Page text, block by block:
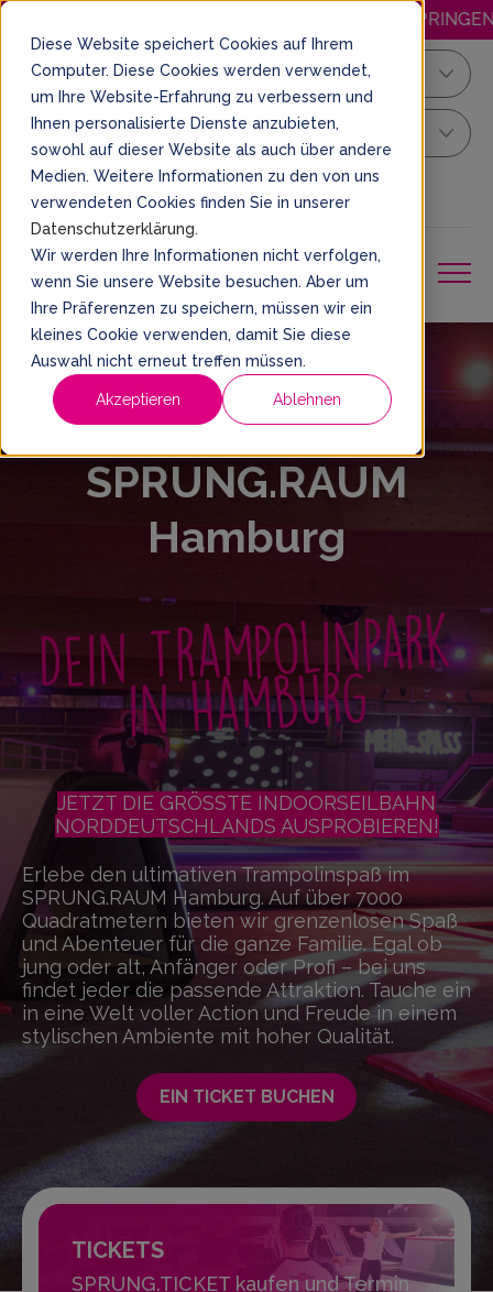
Diese Website speichert Cookies auf Ihrem
Computer. Diese Cookies werden verwendet,
um Ihre Website-Erfahrung zu verbessern und
Ihnen personalisierte Dienste anzubieten,
sowohl auf dieser Website als auch über andere
Medien. Weitere Informationen zu den von uns
verwendeten Cookies finden Sie in unserer
Datenschutzerklärung.
Wir werden Ihre Informationen nicht verfolgen,
wenn Sie unsere Website besuchen. Aber um
Ihre Präferenzen zu speichern, müssen wir ein
kleines Cookie verwenden, damit Sie diese
Auswahl nicht erneut treffen müssen.
Akzeptieren Ablehnen
MITTWOCH GÜNSTIGER SPRINGEN!
Hamburg
Dein Sprung Ticket
EIN TICKET BUCHEN DE
Willkommen im
SPRUNG.RAUM
Hamburg
Dein Trampolinpark
in Hamburg
JETZT DIE GRÖSSTE INDOORSEILBAHN
NORDDEUTSCHLANDS AUSPROBIEREN!
Erlebe den ultimativen Trampolinspaß im
SPRUNG.RAUM Hamburg. Auf über 7000
Quadratmetern bieten wir grenzenlosen Spaß
und Abenteuer für die ganze Familie. Egal ob
jung oder alt, Anfänger oder Profi – bei uns
findet jeder die passende Attraktion. Tauche ein
in eine Welt voller Action und Freude in einem
stylischen Ambiente mit hoher Qualität.
EIN TICKET BUCHEN
TICKETS
SPRUNG.TICKET kaufen und Termin